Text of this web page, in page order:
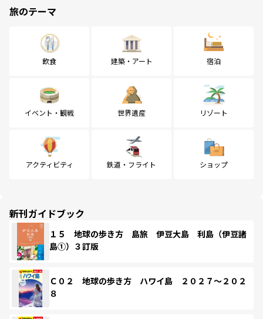
旅のテーマ
飲食 建築・アート 宿泊
イベント・観戦 世界遺産 リゾート
アクティビティ 鉄道・フライト ショップ
新刊ガイドブック
１５ 地球の歩き方 島旅 伊豆大島 利島（伊豆諸
島①）３訂版
Ｃ０２ 地球の歩き方 ハワイ島 ２０２７～２０２
８